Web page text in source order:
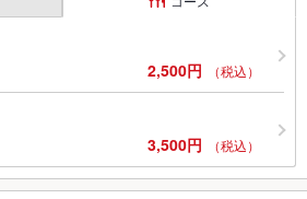
2,500円 （税込）
3,500円 （税込）